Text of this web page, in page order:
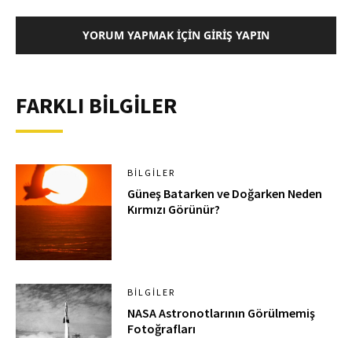
YORUM YAPMAK İÇIN GIRIŞ YAPIN
FARKLI BİLGİLER
BILGILER
Güneş Batarken ve Doğarken Neden
Kırmızı Görünür?
BILGILER
NASA Astronotlarının Görülmemiş
Fotoğrafları